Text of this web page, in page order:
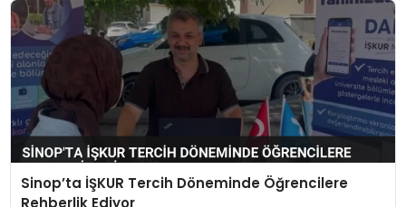
Sinop’ta İŞKUR Tercih Döneminde Öğrencilere
Rehberlik Ediyor